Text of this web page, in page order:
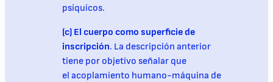
psíquicos.
(c) El cuerpo como superficie de
inscripción. La descripción anterior
tiene por objetivo señalar que
el acoplamiento humano-máquina de